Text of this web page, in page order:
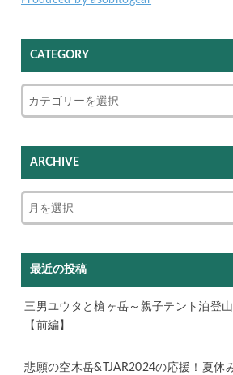
CATEGORY
ARCHIVE
最近の投稿
三男ユウタと槍ヶ岳～親子テント泊登山
【前編】
悲願の空木岳&TJAR2024の応援！夏休